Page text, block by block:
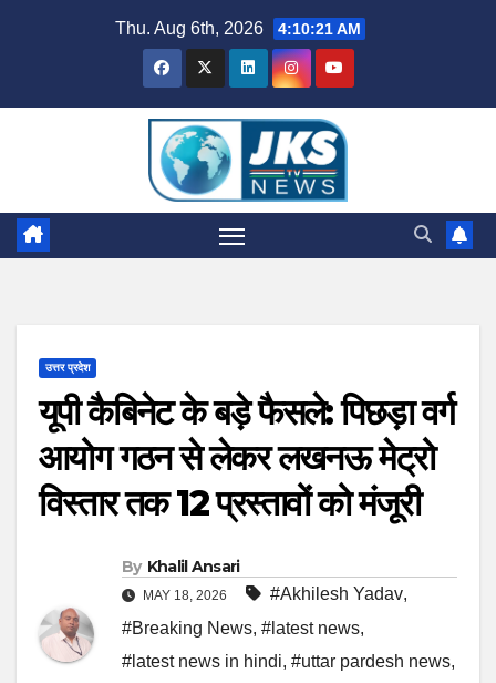
Thu. Aug 6th, 2026 4:10:22 AM
उत्तर प्रदेश
यूपी कैबिनेट के बड़े फैसले: पिछड़ा वर्ग
आयोग गठन से लेकर लखनऊ मेट्रो
विस्तार तक 12 प्रस्तावों को मंजूरी
By Khalil Ansari
MAY 18, 2026 #Akhilesh Yadav,
#Breaking News, #latest news,
#latest news in hindi, #uttar pardesh news,